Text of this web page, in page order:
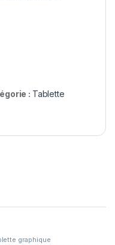
: Tablette
graphique